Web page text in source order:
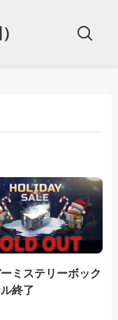
ミステリーボック
終了